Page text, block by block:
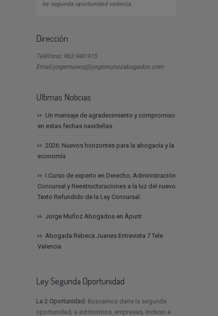
ley segunda oportunidad valencia
Dirección
Teléfono: 963 940 915
Email:jorgemunoz@jorgemunozabogados.com
Ultimas Noticias
Un mensaje de agradecimiento y compromiso
en estas fechas navideñas
2026: Nuevos horizontes para la abogacía y la
economía
I Curso de experto en Derecho, Administración
Concursal y Reestructuraciones a la luz del nuevo
Texto Refundido de la Ley Concursal.
Jorge Muñoz Abogados en Àpunt
Abogada Rebeca Juanes Entrevista 7 Tele
Valencia
Ley Segunda Oportunidad
La 2 Oportunidad : Buscamos darte la segunda
oportunidad, a autónomos, empresas, incluso a